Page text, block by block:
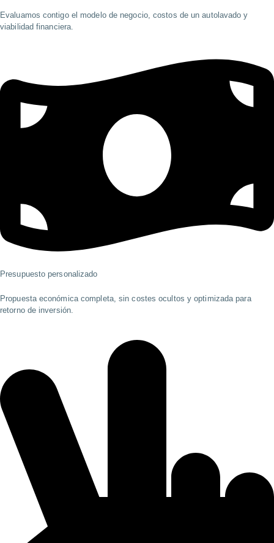
Evaluamos contigo el modelo de negocio, costos de un autolavado y
viabilidad financiera.
Presupuesto personalizado
Propuesta económica completa, sin costes ocultos y optimizada para
retorno de inversión.